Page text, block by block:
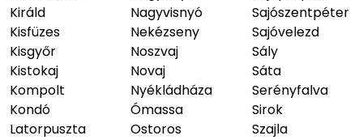
Királd
Kisfüzes
Kisgyőr
Kistokaj
Kompolt
Kondó
Latorpuszta
Nagyvisnyó
Nekézseny
Noszvaj
Novaj
Nyékládháza
Ómassa
Ostoros
Sajószentpéter
Sajóvelezd
Sály
Sáta
Serényfalva
Sirok
Szajla